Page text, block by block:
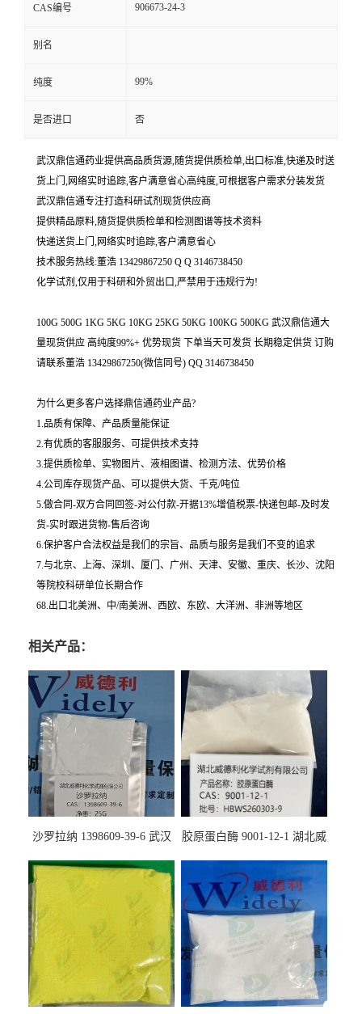
CAS编号 906673-24-3
别名
纯度 99%
是否进口 否
武汉鼎信通药业提供高品质货源,随货提供质检单,出口标准,快递及时送
货上门,网络实时追踪,客户满意省心高纯度,可根据客户需求分装发货
武汉鼎信通专注打造科研试剂现货供应商
提供精品原料,随货提供质检单和检测图谱等技术资料
快递送货上门,网络实时追踪,客户满意省心
技术服务热线:董浩 13429867250 Q Q 3146738450
化学试剂,仅用于科研和外贸出口,严禁用于违规行为!
100G 500G 1KG 5KG 10KG 25KG 50KG 100KG 500KG 武汉鼎信通大
量现货供应 高纯度99%+ 优势现货 下单当天可发货 长期稳定供货 订购
请联系董浩 13429867250(微信同号) QQ 3146738450
为什么更多客户选择鼎信通药业产品?
1.品质有保障、产品质量能保证
2.有优质的客服服务、可提供技术支持
3.提供质检单、实物图片、液相图谱、检测方法、优势价格
4.公司库存现货产品、可以提供大货、千克/吨位
5.做合同-双方合同回签-对公付款-开据13%增值税票-快递包邮-及时发
货-实时跟进货物-售后咨询
6.保护客户合法权益是我们的宗旨、品质与服务是我们不变的追求
7.与北京、上海、深圳、厦门、广州、天津、安徽、重庆、长沙、沈阳
等院校科研单位长期合作
68.出口北美洲、中/南美洲、西欧、东欧、大洋洲、非洲等地区
相关产品：
沙罗拉纳 1398609-39-6 武汉
胶原蛋白酶 9001-12-1 湖北威